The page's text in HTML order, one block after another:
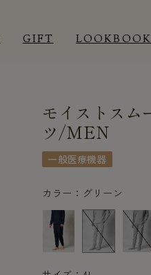
GIFT LOOKBOOK
ROOM WEAR
ROOM WEARモイストスム
ツ/MEN
一般医療機器
カラー：グリーン